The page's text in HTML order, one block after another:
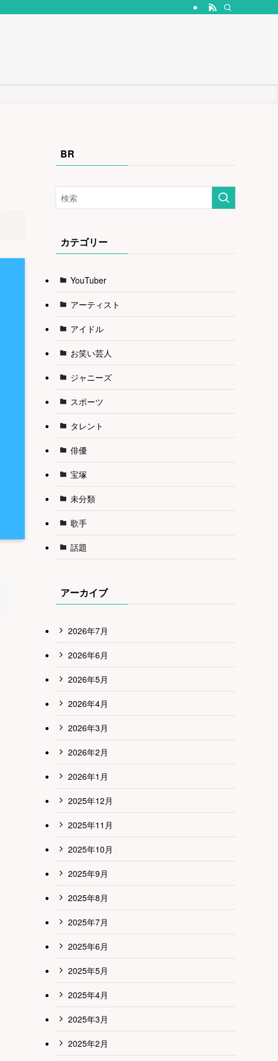
BR
カテゴリー
YouTuber
アーティスト
アイドル
お笑い芸人
ジャニーズ
スポーツ
タレント
俳優
宝塚
未分類
歌手
話題
アーカイブ
2026年7月
2026年6月
2026年5月
2026年4月
2026年3月
2026年2月
2026年1月
2025年12月
2025年11月
2025年10月
2025年9月
2025年8月
2025年7月
2025年6月
2025年5月
2025年4月
2025年3月
2025年2月